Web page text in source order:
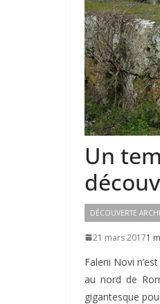
Un
DÉCOUVERTE
21 mars 20171
Falerii Novi
au nord de
gigantesque